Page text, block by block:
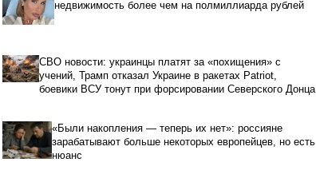
недвижимость более чем на полмиллиарда рублей
СВО новости: украинцы платят за «похищения» с
учений, Трамп отказал Украине в ракетах Patriot,
боевики ВСУ тонут при форсировании Северского Донца
«Были накопления — теперь их нет»: россияне
зарабатывают больше некоторых европейцев, но есть
нюанс